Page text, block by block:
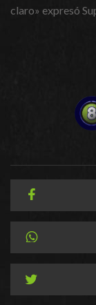
claro» expresó